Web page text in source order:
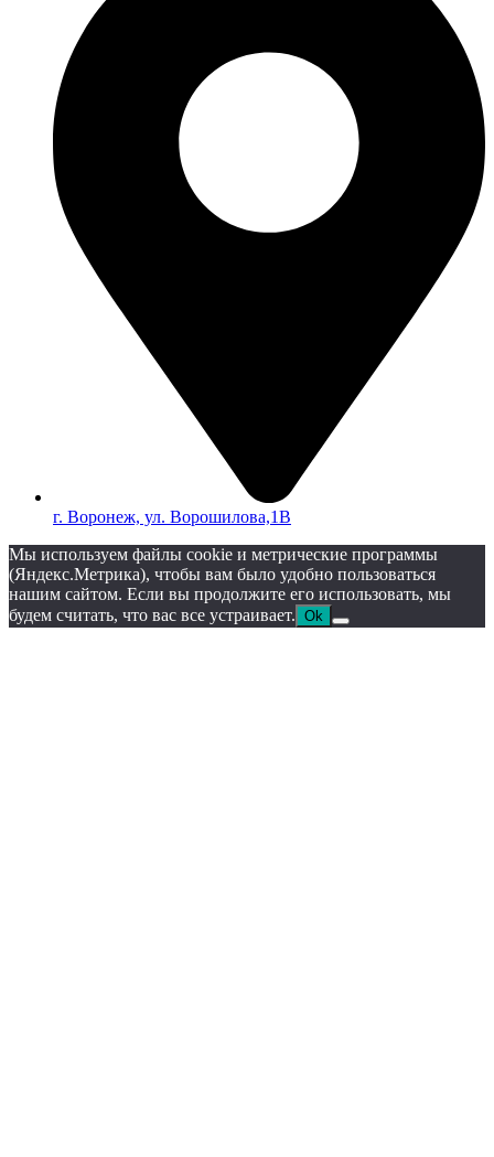
г. Воронеж, ул. Ворошилова,1В
Мы используем файлы cookie и метрические программы
(Яндекс.Метрика), чтобы вам было удобно пользоваться
нашим сайтом. Если вы продолжите его использовать, мы
будем считать, что вас все устраивает. Ok